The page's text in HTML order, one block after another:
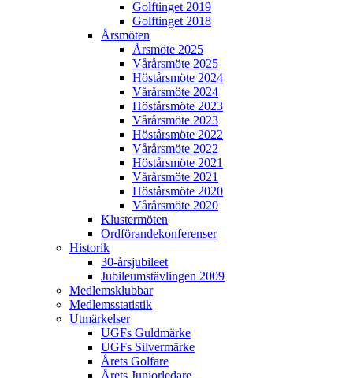
Golftinget 2019
Golftinget 2018
Årsmöten
Årsmöte 2025
Vårårsmöte 2025
Höstårsmöte 2024
Vårårsmöte 2024
Höstårsmöte 2023
Vårårsmöte 2023
Höstårsmöte 2022
Vårårsmöte 2022
Höstårsmöte 2021
Vårårsmöte 2021
Höstårsmöte 2020
Vårårsmöte 2020
Klustermöten
Ordförandekonferenser
Historik
30-årsjubileet
Jubileumstävlingen 2009
Medlemsklubbar
Medlemsstatistik
Utmärkelser
UGFs Guldmärke
UGFs Silvermärke
Årets Golfare
Årets Juniorledare